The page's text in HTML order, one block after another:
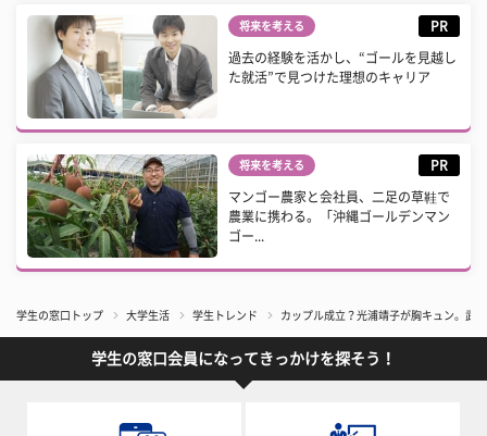
将来を考える PR
過去の経験を活かし、“ゴールを見越し
た就活”で見つけた理想のキャリア
将来を考える PR
マンゴー農家と会社員、二足の草鞋で
農業に携わる。「沖縄ゴールデンマン
ゴー...
学生の窓口トップ 大学生活 学生トレンド カップル成立？光浦靖子が胸キュン。武
学生の窓口会員になってきっかけを探そう！